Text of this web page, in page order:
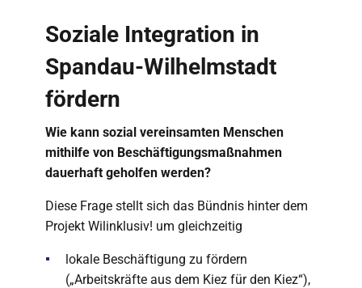
Soziale Integration in
Spandau-Wilhelmstadt
fördern
Wie kann sozial vereinsamten Menschen
mithilfe von Beschäftigungsmaßnahmen
dauerhaft geholfen werden?
Diese Frage stellt sich das Bündnis hinter dem
Projekt Wilinklusiv! um gleichzeitig
lokale Beschäftigung zu fördern
(„Arbeitskräfte aus dem Kiez für den Kiez“),